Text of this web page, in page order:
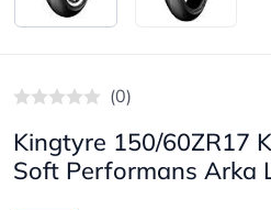
(0)
Kingtyre 150/60ZR17
Soft Performans Arka